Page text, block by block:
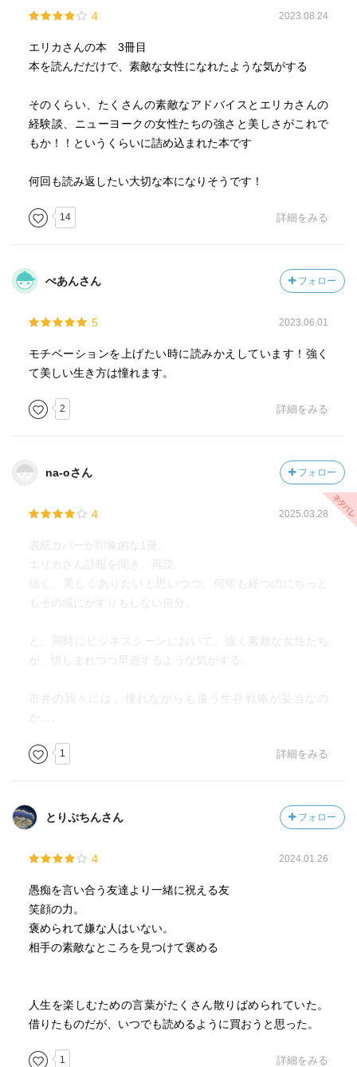
4 2023.08.24
エリカさんの本 3冊目
本を読んだだけで、素敵な女性になれたような気がする
そのくらい、たくさんの素敵なアドバイスとエリカさんの
経験談、ニューヨークの女性たちの強さと美しさがこれで
もか！！というくらいに詰め込まれた本です
何回も読み返したい大切な本になりそうです！
14 詳細をみる
ぺあんさん フォロー
5 2023.06.01
モチベーションを上げたい時に読みかえしています！強く
て美しい生き方は憧れます。
2 詳細をみる
na-oさん フォロー
4 2025.03.28
表紙カバーが印象的な1冊。
エリカさん訃報を聞き、再読。
強く、美しくありたいと思いつつ、何年も経つのにちっと
もその域にかすりもしない自分。
と、同時にビジネスシーンにおいて、強く素敵な女性たち
が、惜しまれつつ早逝するような気がする。
市井の我々には、憧れながらも違う生存戦略が妥当なの
か…。
1 詳細をみる
とりぷちんさん フォロー
4 2024.01.26
愚痴を言い合う友達より一緒に祝える友
笑顔の力。
褒められて嫌な人はいない。
相手の素敵なところを見つけて褒める
人生を楽しむための言葉がたくさん散りばめられていた。
借りたものだが、いつでも読めるように買おうと思った。
1 詳細をみる